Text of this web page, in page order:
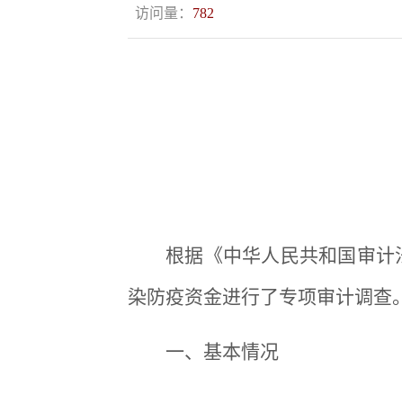
访问量： 782
根据《中华人民共和国审计
染防疫资金进行了专项审计调查
一、基本情况